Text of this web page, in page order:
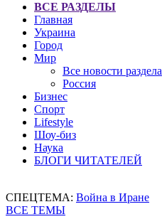
ВСЕ РАЗДЕЛЫ
Главная
Украина
Город
Мир
Все новости раздела
Россия
Бизнес
Спорт
Lifestyle
Шоу-биз
Наука
БЛОГИ ЧИТАТЕЛЕЙ
СПЕЦТЕМА: Война в Иране
ВСЕ ТЕМЫ